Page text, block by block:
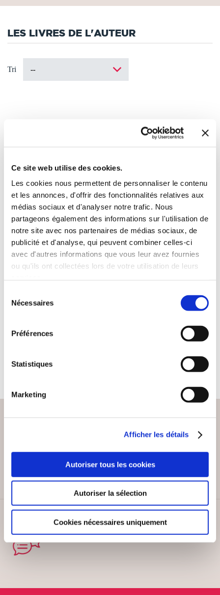
Ce site web utilise des cookies.
Les cookies nous permettent de personnaliser le contenu
et les annonces, d'offrir des fonctionnalités relatives aux
médias sociaux et d'analyser notre trafic. Nous
partageons également des informations sur l'utilisation de
notre site avec nos partenaires de médias sociaux, de
publicité et d'analyse, qui peuvent combiner celles-ci
avec d'autres informations que vous leur avez fournies
ou qu'ils ont collectées lors de votre utilisation de leurs
Nécessaires
Préférences
Statistiques
Marketing
Afficher les détails
Autoriser tous les cookies
Autoriser la sélection
Cookies nécessaires uniquement
LES LIVRES DE L'AUTEUR
Tri
(1 avis)
MINCIR FACILEMENT
Forme & beauté
SERVICE CLIENT
Lundi au vendredi, 10-12h / 14-16h